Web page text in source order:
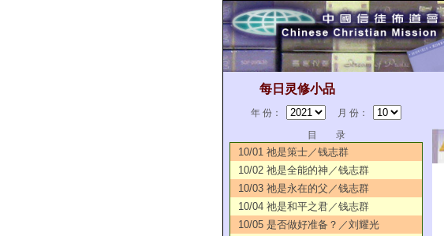
每日灵修小品
年 份：
月 份：
目 录
10/01 祂是策士／钱志群
10/02 祂是全能的神／钱志群
10/03 祂是永在的父／钱志群
10/04 祂是和平之君／钱志群
10/05 是否做好准备？／刘耀光